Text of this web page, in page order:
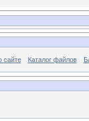
сайте Каталог файлов